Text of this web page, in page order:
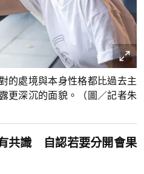
的處境與本身性格都比過去主
更深沉的面貌。（圖／記者朱
共識 自認若要分開會果